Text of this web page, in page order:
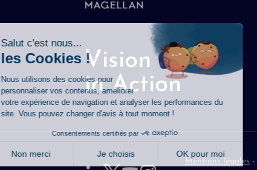
Vision
in Action
Mentions légales -